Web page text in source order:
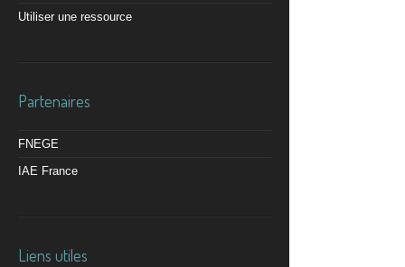
Utiliser une ressource
Partenaires
FNEGE
IAE France
Liens utiles